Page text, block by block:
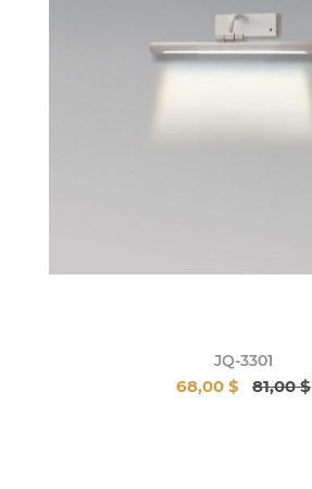
JQ-3301
68,00 $ 81,00 $